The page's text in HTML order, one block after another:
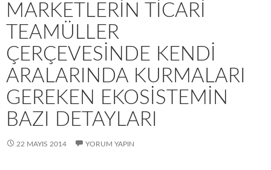
MARKETLERIN TICARI
TEAMÜLLER
ÇERÇEVESINDE KENDI
ARALARINDA KURMALARI
GEREKEN EKOSISTEMIN
BAZI DETAYLARI
22 MAYIS 2014 YORUM YAPIN